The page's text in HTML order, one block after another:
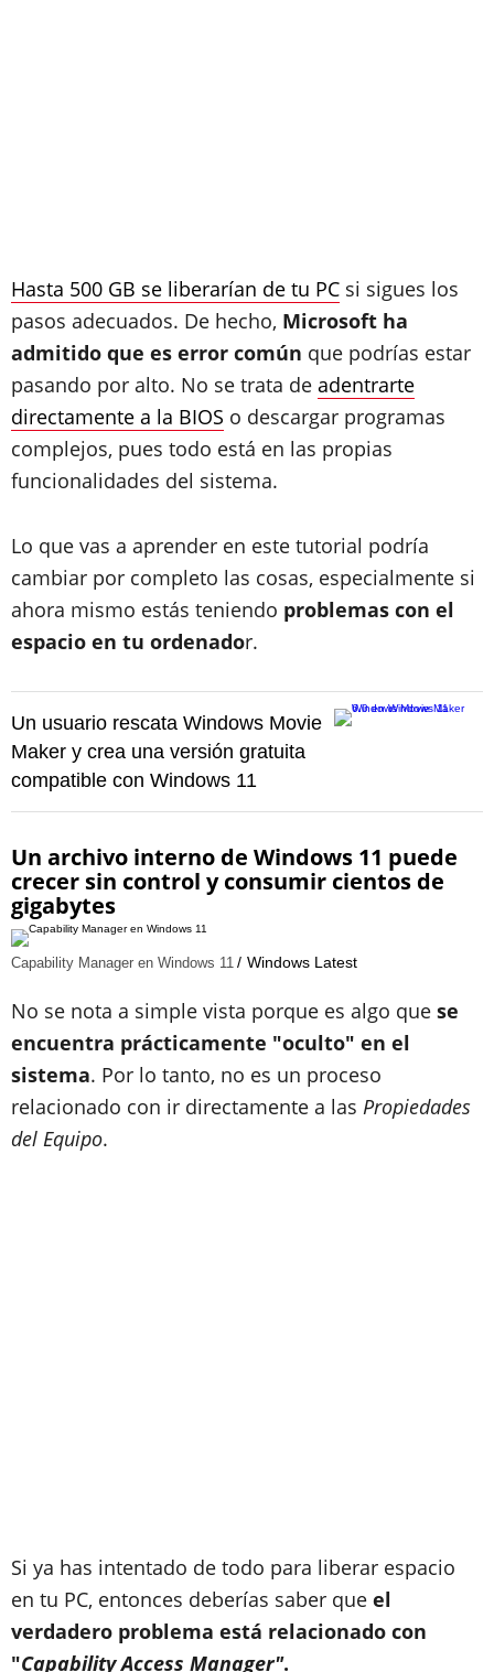
Hasta 500 GB se liberarían de tu PC si sigues los
pasos adecuados. De hecho, Microsoft ha
admitido que es error común que podrías estar
pasando por alto. No se trata de adentrarte
directamente a la BIOS o descargar programas
complejos, pues todo está en las propias
funcionalidades del sistema.
Lo que vas a aprender en este tutorial podría
cambiar por completo las cosas, especialmente si
ahora mismo estás teniendo problemas con el
espacio en tu ordenador.
Un usuario rescata Windows Movie
Maker y crea una versión gratuita
compatible con Windows 11
Un archivo interno de Windows 11 puede
crecer sin control y consumir cientos de
gigabytes
Capability Manager en Windows 11 Windows Latest
No se nota a simple vista porque es algo que se
encuentra prácticamente "oculto" en el
sistema. Por lo tanto, no es un proceso
relacionado con ir directamente a las Propiedades
del Equipo.
Si ya has intentado de todo para liberar espacio
en tu PC, entonces deberías saber que el
verdadero problema está relacionado con
"Capability Access Manager".